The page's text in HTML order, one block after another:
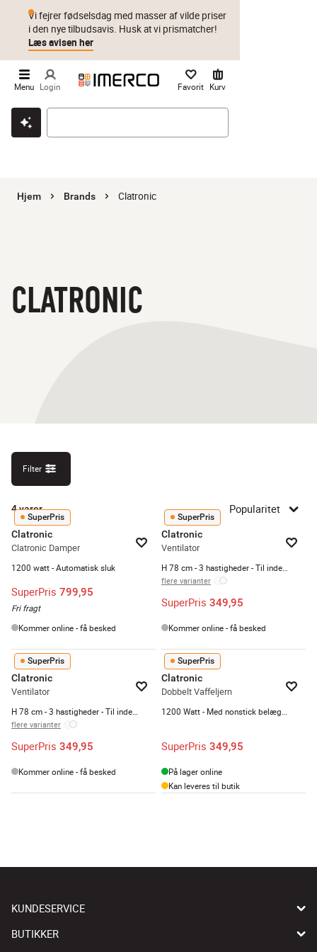
Klik & hent Byt i 1 år Prismatch
Vi fejrer fødselsdag med masser af vilde priser
i den nye tilbudsavis. Husk at vi prismatcher!
Læs avisen her
Menu Login Favorit Kurv
Hjem Brands Clatronic
CLATRONIC
Filter
4varer Popularitet
SuperPris
Clatronic
Clatronic Damper
1200 watt - Automatisk sluk
SuperPris 799,95
Fri fragt
Kommer online - få besked
SuperPris
Clatronic
Ventilator
flere varianter
SuperPris 349,95
Kommer online - få besked
SuperPris
Clatronic
Ventilator
flere varianter
SuperPris 349,95
Kommer online - få besked
SuperPris
Clatronic
Dobbelt Vaffeljern
SuperPris 349,95
På lager online
Kan leveres til butik
KUNDESERVICE
BUTIKKER